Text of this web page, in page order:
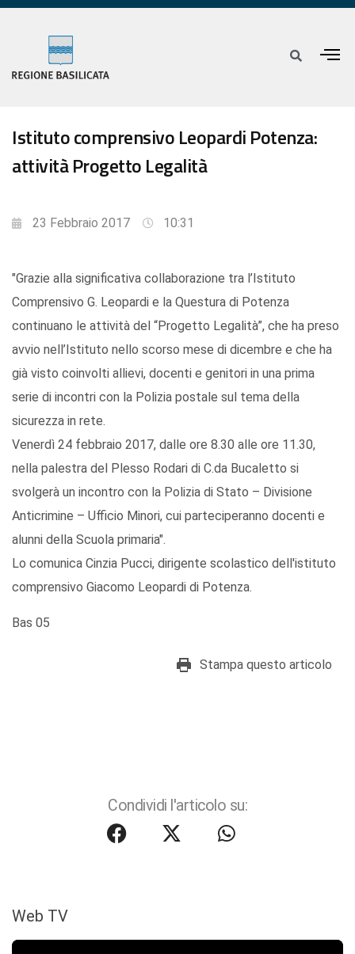
Istituto comprensivo Leopardi Potenza:
attività Progetto Legalità
23 Febbraio 2017 10:31
"Grazie alla significativa collaborazione tra l’Istituto
Comprensivo G. Leopardi e la Questura di Potenza
continuano le attività del “Progetto Legalità”, che ha preso
avvio nell’Istituto nello scorso mese di dicembre e che ha
già visto coinvolti allievi, docenti e genitori in una prima
serie di incontri con la Polizia postale sul tema della
sicurezza in rete.
Venerdì 24 febbraio 2017, dalle ore 8.30 alle ore 11.30,
nella palestra del Plesso Rodari di C.da Bucaletto si
svolgerà un incontro con la Polizia di Stato – Divisione
Anticrimine – Ufficio Minori, cui parteciperanno docenti e
alunni della Scuola primaria".
Lo comunica Cinzia Pucci, dirigente scolastico dell'istituto
comprensivo Giacomo Leopardi di Potenza.
Bas 05
Stampa questo articolo
Condividi l'articolo su:
Web TV